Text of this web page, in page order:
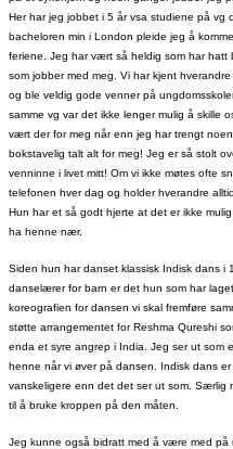
Her har jeg jobbet i 5 år vsa studiene på vg
bacheloren min i London pleide jeg å
feriene. Jeg har vært så heldig som har hatt
som jobber med meg. Vi har kjent
og ble veldig gode venner på
samme vg var det ikke lenger mulig å skille
vært der for meg når enn jeg har trengt
bokstavelig talt alt for meg! Jeg er så stolt
venninne i livet mitt! Om vi ikke møtes ofte
telefonen hver dag og holder hverandre
Hun har et så godt hjerte at det er ikke
ha henne nær.
Siden hun har danset klassisk Indisk dans i
danselærer for barn er det hun som har
koreografien for dansen vi skal fremføre
støtte arrangementet for Reshma Qureshi
enda et syre angrep i India. Jeg ser ut som
henne når vi øver på dansen. Indisk dans er
vanskeligere enn det det ser ut som. Særlig
til å bruke kroppen på den måten.
Jeg kunne også bidratt med å være med på